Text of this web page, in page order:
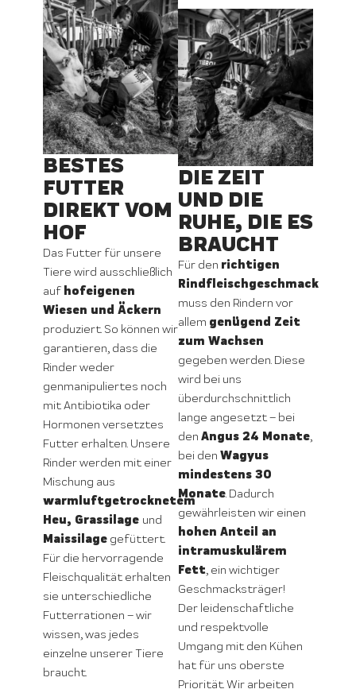
BESTES
FUTTER
DIREKT VOM
HOF
Das Futter für unsere
Tiere wird ausschließlich
auf hofeigenen
Wiesen und Äckern
produziert. So können wir
garantieren, dass die
Rinder weder
genmanipuliertes noch
mit Antibiotika oder
Hormonen versetztes
Futter erhalten. Unsere
Rinder werden mit einer
Mischung aus
warmluftgetrocknetem
Heu, Grassilage und
Maissilagegefüttert.
Für die hervorragende
Fleischqualität erhalten
sie unterschiedliche
Futterrationen – wir
wissen, was jedes
einzelne unserer Tiere
braucht.
DIE ZEIT
UND DIE
RUHE, DIE ES
BRAUCHT
Für den richtigen
Rindfleischgeschmack
muss den Rindern vor
allem genügend Zeit
zum Wachsen
gegeben werden. Diese
wird bei uns
überdurchschnittlich
lange angesetzt – bei
den Angus 24 Monate,
bei den Wagyus
mindestens 30
Monate. Dadurch
gewährleisten wir einen
hohen Anteil an
intramuskulärem
Fett, ein wichtiger
Geschmacksträger!
Der leidenschaftliche
und respektvolle
Umgang mit den Kühen
hat für uns oberste
Priorität. Wir arbeiten